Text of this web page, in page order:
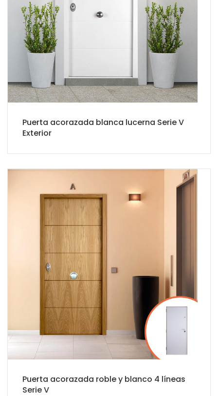
Puerta acorazada blanca lucerna Serie V
Exterior
Puerta acorazada roble y blanco 4 líneas
Serie V